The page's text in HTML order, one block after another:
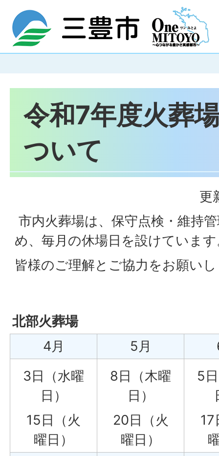
令和7年度火葬
ついて
更
市内火葬場は、保守点検・維持
め、毎月の休場日を設けていま
皆様のご理解とご協力をお願い
北部火葬場
4月
5月
3日（水曜
日）
15日（火
曜日）
8日（木曜
日）
20日（火
曜日）
5
17